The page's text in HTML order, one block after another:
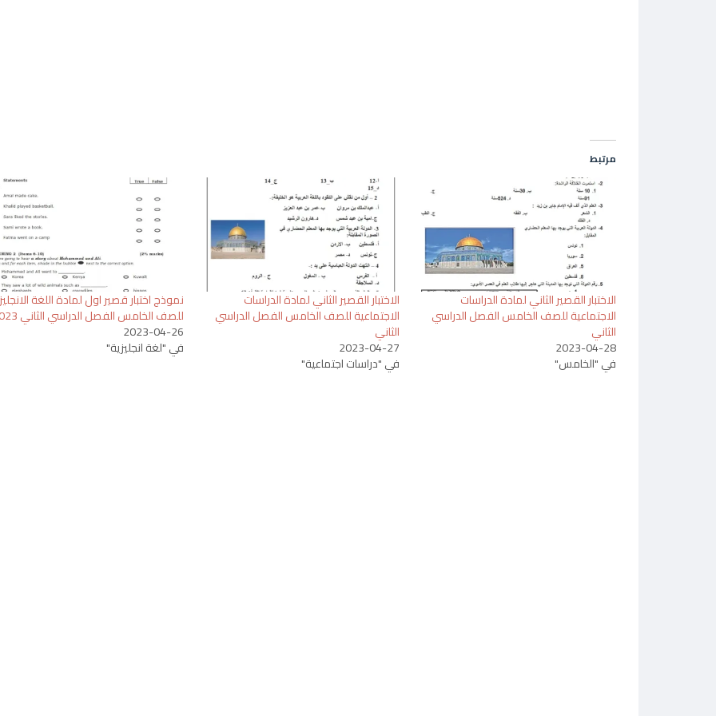
مرتبط
الاختبار القصير الثاني لمادة الدراسات
الاجتماعية للصف الخامس الفصل الدراسي
الثاني
2023-04-28
في "الخامس"
الاختبار القصير الثاني لمادة الدراسات
الاجتماعية للصف الخامس الفصل الدراسي
الثاني
2023-04-27
في "دراسات اجتماعية"
نموذج اختبار قصير اول لمادة اللغة
للصف الخامس الفصل الدراسي الثاني 2023
2023-04-26
في "لغة انجليزية"